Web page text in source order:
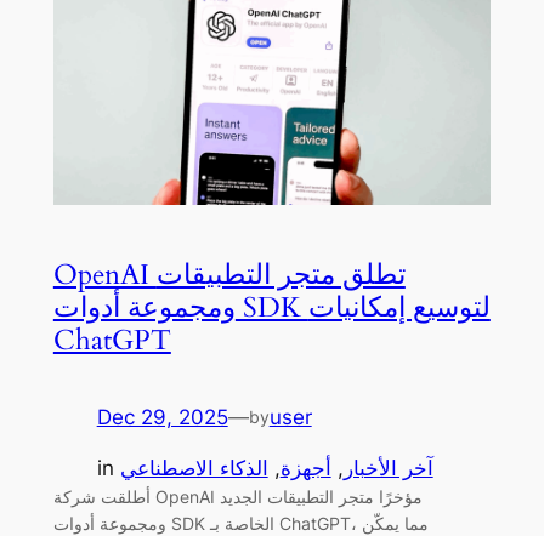
OpenAI تطلق متجر التطبيقات
ومجموعة أدوات SDK لتوسيع إمكانيات
ChatGPT
Dec 29, 2025—byuser
in آخر الأخبار , أجهزة, الذكاء الاصطناعي
أطلقت شركة OpenAI مؤخرًا متجر التطبيقات الجديد
ومجموعة أدوات SDK الخاصة بـ ChatGPT، مما يمكّن